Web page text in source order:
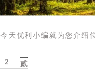
今天优利小编就为您介绍
2 贰